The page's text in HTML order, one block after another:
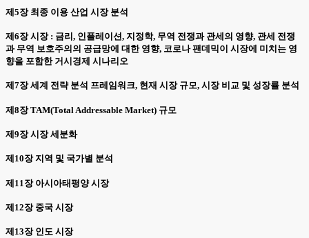
제5장 최종 이용 산업 시장 분석
제6장 시장 : 금리, 인플레이션, 지정학, 무역 전쟁과 관세의 영향, 관세 전쟁
과 무역 보호주의의 공급망에 대한 영향, 코로나 팬데믹이 시장에 미치는 영
향을 포함한 거시경제 시나리오
제7장 세계 전략 분석 프레임워크, 현재 시장 규모, 시장 비교 및 성장률 분석
제8장 TAM(Total Addressable Market) 규모
제9장 시장 세분화
제10장 지역 및 국가별 분석
제11장 아시아태평양 시장
제12장 중국 시장
제13장 인도 시장